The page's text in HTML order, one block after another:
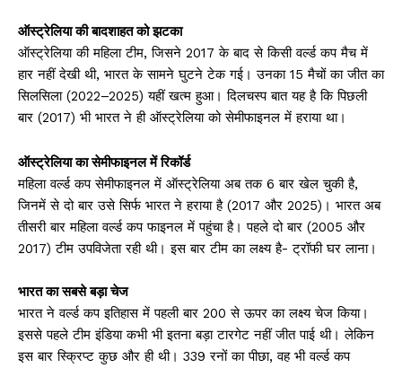
ऑस्ट्रेलिया की बादशाहत को झटका
ऑस्ट्रेलिया की महिला टीम, जिसने 2017 के बाद से किसी वर्ल्ड कप मैच में
हार नहीं देखी थी, भारत के सामने घुटने टेक गई। उनका 15 मैचों का जीत का
सिलसिला (2022–2025) यहीं खत्म हुआ। दिलचस्प बात यह है कि पिछली
बार (2017) भी भारत ने ही ऑस्ट्रेलिया को सेमीफाइनल में हराया था।
ऑस्ट्रेलिया का सेमीफाइनल में रिकॉर्ड
महिला वर्ल्ड कप सेमीफाइनल में ऑस्ट्रेलिया अब तक 6 बार खेल चुकी है,
जिनमें से दो बार उसे सिर्फ भारत ने हराया है (2017 और 2025)। भारत अब
तीसरी बार महिला वर्ल्ड कप फाइनल में पहुंचा है। पहले दो बार (2005 और
2017) टीम उपविजेता रही थी। इस बार टीम का लक्ष्य है- ट्रॉफी घर लाना।
भारत का सबसे बड़ा चेज
भारत ने वर्ल्ड कप इतिहास में पहली बार 200 से ऊपर का लक्ष्य चेज किया।
इससे पहले टीम इंडिया कभी भी इतना बड़ा टारगेट नहीं जीत पाई थी। लेकिन
इस बार स्क्रिप्ट कुछ और ही थी। 339 रनों का पीछा, वह भी वर्ल्ड कप